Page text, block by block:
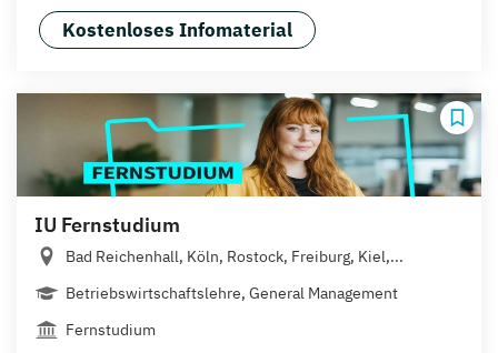
Kostenloses Infomaterial
IU Fernstudium
Bad Reichenhall, Köln, Rostock, Freiburg, Kiel,...
Betriebswirtschaftslehre, General Management
Fernstudium